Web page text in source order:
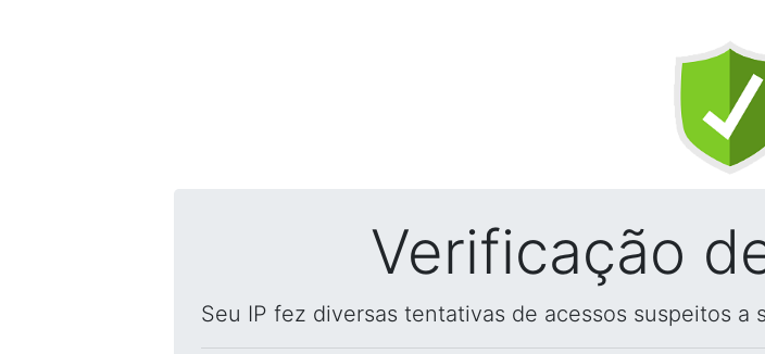
Verificação
Seu IP fez diversas tentativas de acessos suspeitos a